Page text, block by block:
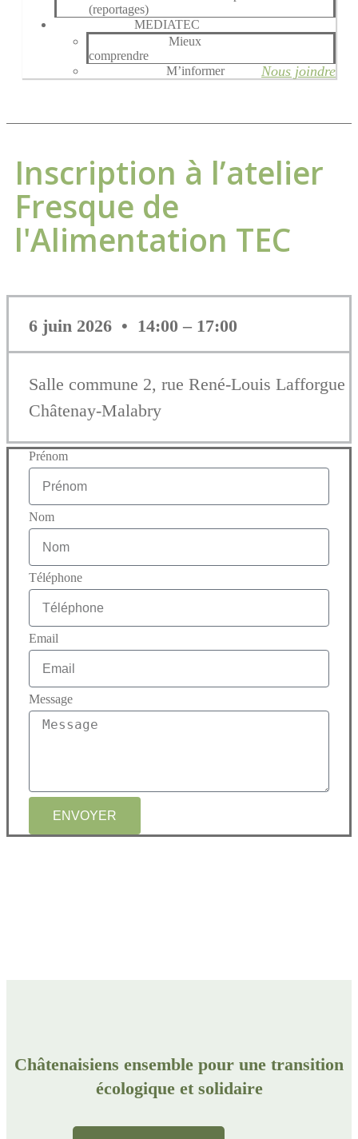
(reportages)
MEDIATEC
Mieux
comprendre
M’informer
Nous joindre
Inscription à l’atelier
Fresque de
l'Alimentation TEC
6 juin 2026 • 14:00 – 17:00
Salle commune 2, rue René-Louis Lafforgue
Châtenay-Malabry
Prénom
Nom
Téléphone
Email
Message
ENVOYER
Châtenaisiens ensemble pour une transition
écologique et solidaire